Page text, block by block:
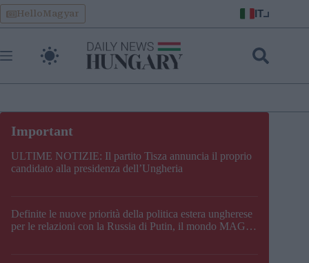
Skip
to
content
HelloMagyar IT
ULTIME NOTIZIE: Il partito Tisza annuncia il proprio
candidato alla presidenza dell’Ungheria
Definite le nuove priorità della politica estera ungherese
per le relazioni con la Russia di Putin, il mondo MAGA,